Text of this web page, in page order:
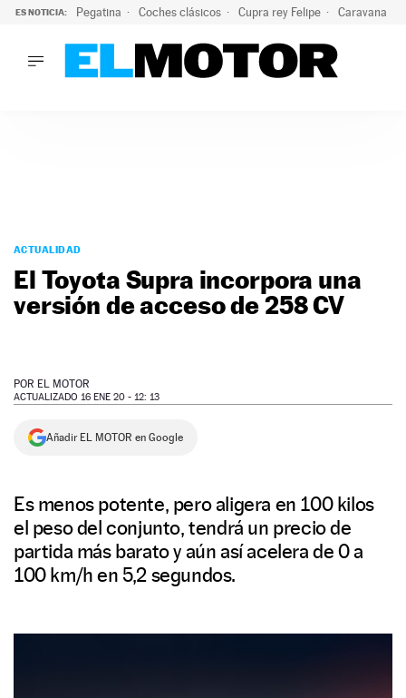
ES NOTICIA: Pegatina Coches clásicos Cupra rey Felipe Caravana
PODCAST
MOTOS
TECNOLOGÍA
SERVICIOS
NEWSLETTER
ACTUALIDAD
El Toyota Supra incorpora una
versión de acceso de 258 CV
POR EL MOTOR
ACTUALIZADO 16 ENE 20 - 12: 13
Añadir EL MOTOR en Google
Es menos potente, pero aligera en 100 kilos
el peso del conjunto, tendrá un precio de
partida más barato y aún así acelera de 0 a
100 km/h en 5,2 segundos.